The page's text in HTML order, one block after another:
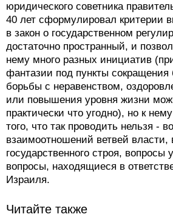
юридического советника
40 лет сформулировал критерии
в закон о государственном
достаточно пространный, и
нему много разных инициатив
фантазии под пункты сокращения
борьбы с неравенством,
или повышения уровня жизни
практически что угодно), но к
того, что так проводить нельзя -
взаимоотношений ветвей власти,
государственного строя, вопросы
вопросы, находящиеся в
Израиля.
Читайте также